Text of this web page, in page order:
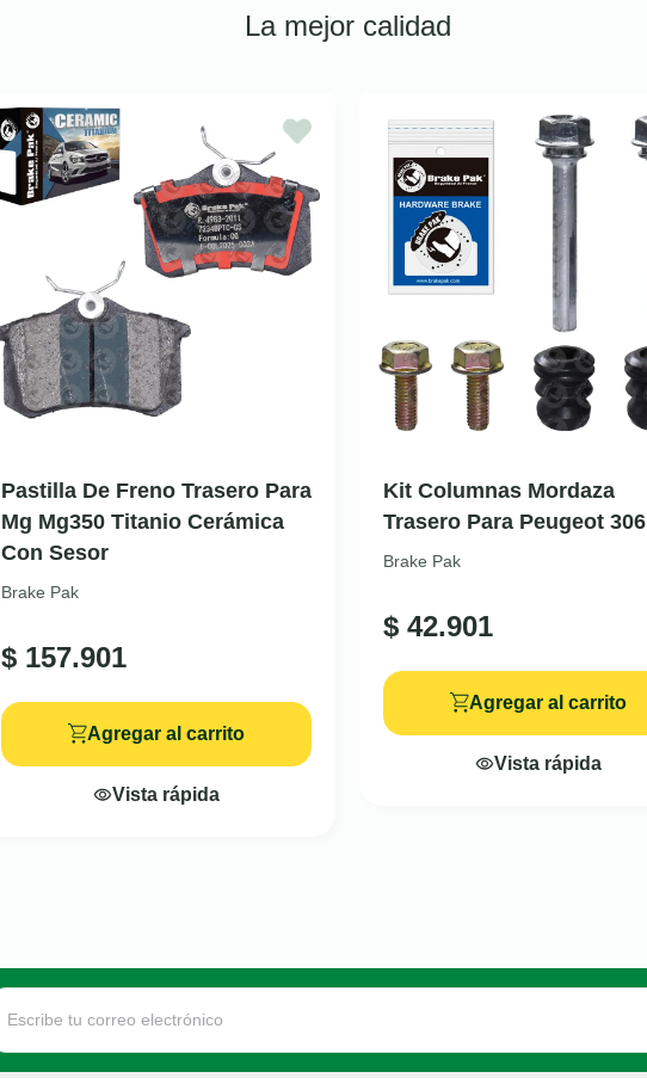
La mejor calidad
Pastilla De Freno Trasero Para
Mg Mg350 Titanio Cerámica
Con Sesor
Brake Pak
$ 157.901
Agregar al carrito
Vista rápida
Kit Columnas Mordaza
Trasero Para Peugeot 306
Brake Pak
$ 42.901
Agregar al carrito
Vista rápida